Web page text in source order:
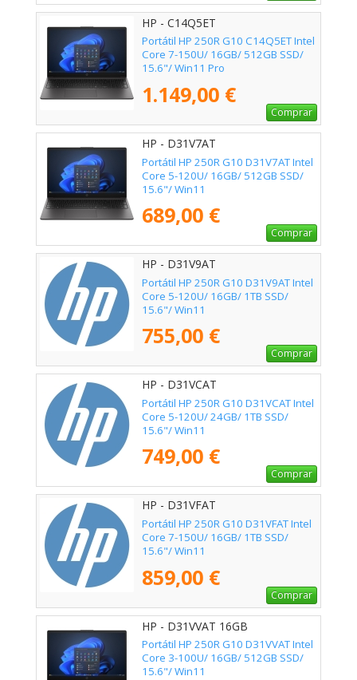
HP - C14Q5ET
Portátil HP 250R G10 C14Q5ET Intel
Core 7-150U/ 16GB/ 512GB SSD/
15.6"/ Win11 Pro
1.149,00 €
Comprar
HP - D31V7AT
Portátil HP 250R G10 D31V7AT Intel
Core 5-120U/ 16GB/ 512GB SSD/
15.6"/ Win11
689,00 €
Comprar
HP - D31V9AT
Portátil HP 250R G10 D31V9AT Intel
Core 5-120U/ 16GB/ 1TB SSD/
15.6"/ Win11
755,00 €
Comprar
HP - D31VCAT
Portátil HP 250R G10 D31VCAT Intel
Core 5-120U/ 24GB/ 1TB SSD/
15.6"/ Win11
749,00 €
Comprar
HP - D31VFAT
Portátil HP 250R G10 D31VFAT Intel
Core 7-150U/ 16GB/ 1TB SSD/
15.6"/ Win11
859,00 €
Comprar
HP - D31VVAT 16GB
Portátil HP 250R G10 D31VVAT Intel
Core 3-100U/ 16GB/ 512GB SSD/
15.6"/ Win11